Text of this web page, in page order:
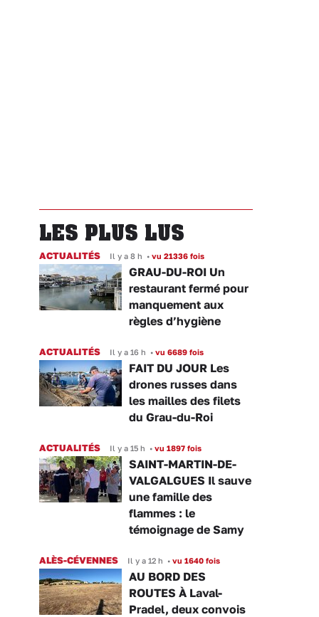
LES PLUS LUS
ACTUALITÉS Il y a 8 h • vu 21336 fois
GRAU-DU-ROI Un
restaurant fermé pour
manquement aux
règles d’hygiène
ACTUALITÉS Il y a 16 h • vu 6689 fois
FAIT DU JOUR Les
drones russes dans
les mailles des filets
du Grau-du-Roi
ACTUALITÉS Il y a 15 h • vu 1897 fois
SAINT-MARTIN-DE-
VALGALGUES Il sauve
une famille des
flammes : le
témoignage de Samy
ALÈS-CÉVENNES Il y a 12 h • vu 1640 fois
AU BORD DES
ROUTES À Laval-
Pradel, deux convois